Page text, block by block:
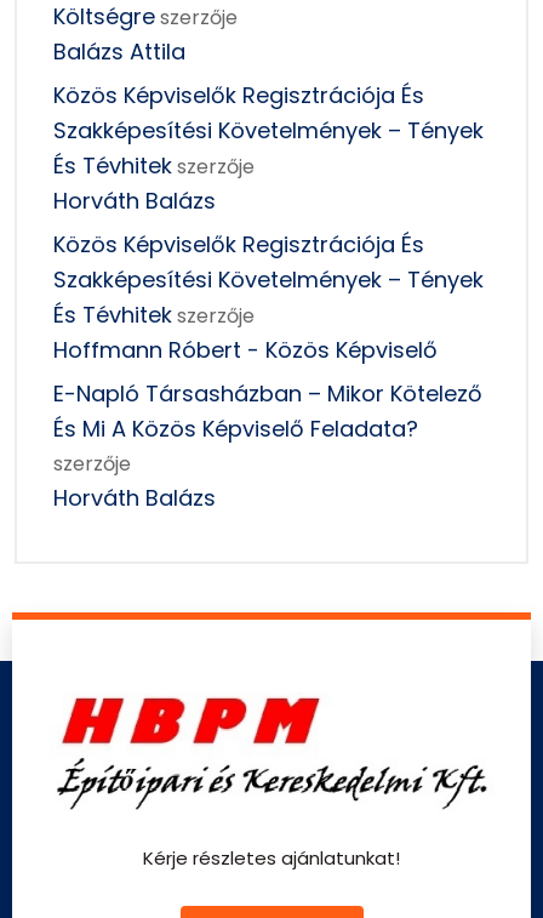
Költségreszerzője
Balázs Attila
Közös Képviselők Regisztrációja És
Szakképesítési Követelmények – Tények
És Tévhitekszerzője
Horváth Balázs
Közös Képviselők Regisztrációja És
Szakképesítési Követelmények – Tények
És Tévhitekszerzője
Hoffmann Róbert - Közös Képviselő
E-Napló Társasházban – Mikor Kötelező
És Mi A Közös Képviselő Feladata?
szerzője
Horváth Balázs
Kérje részletes ajánlatunkat!